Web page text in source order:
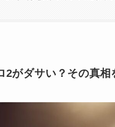
2がダサい？その真相